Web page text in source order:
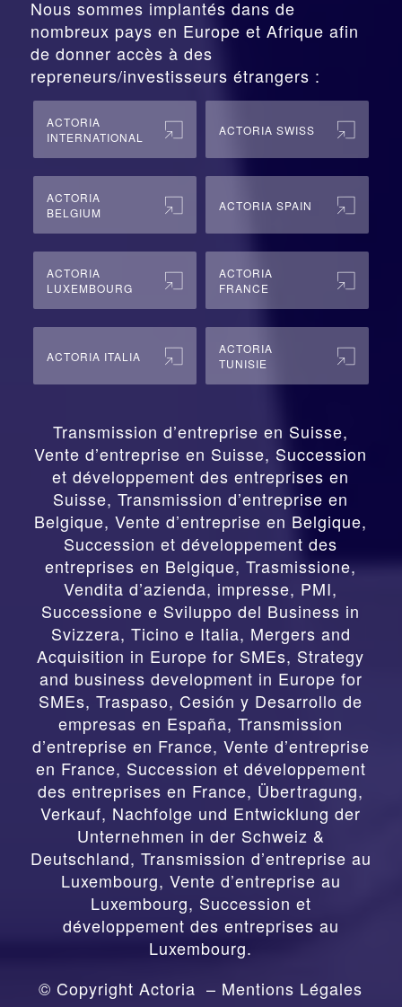
INTERNATIONAL
ACTORIA
BELGIUM
ACTORIA SPAIN
ACTORIA
LUXEMBOURG
FRANCE
ACTORIA ITALIA
ACTORIA
TUNISIE
Transmission d’entreprise en Suisse,
Vente d’entreprise en Suisse, Succession
Suisse
,
Transmission d’entreprise en
Belgique, Vente d’entreprise en Belgique,
Succession et développement des
entreprises en Belgique,Trasmissione,
Vendita d’azienda, impresse, PMI,
Successione e Sviluppo del Business in
Svizzera, Ticino e Italia,Mergers and
Acquisition in Europe for SMEs, Strategy
and business development in Europe for
SMEs,Traspaso, Cesión y Desarrollo de
empresas en España,Transmission
d’entreprise en France, Vente d’entreprise
en France, Succession et développement
des entreprises en France,Übertragung,
Verkauf, Nachfolge und Entwicklung der
Unternehmen in der Schweiz &
Deutschland,Transmission d’entreprise au
Luxembourg, Vente d’entreprise au
Luxembourg, Succession et
développement des entreprises au
Luxembourg.
© Copyright Actoria –Mentions Légales